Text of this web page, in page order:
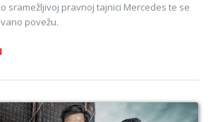
sramežljivoj pravnoj tajnici Mercedes te se
povežu.